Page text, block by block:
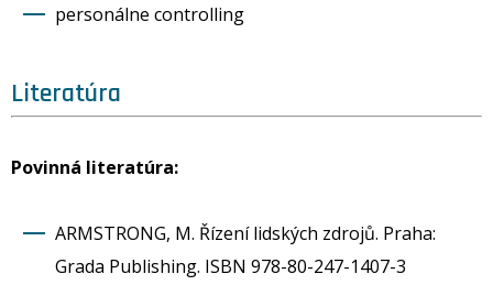
personálne controlling
Literatúra
Povinná literatúra:
ARMSTRONG, M. Řízení lidských zdrojů. Praha:
Grada Publishing. ISBN 978-80-247-1407-3